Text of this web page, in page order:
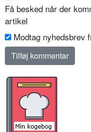
Få besked når der
artikel
Modtag nyhedsbrev